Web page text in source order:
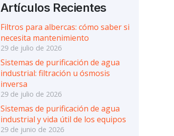
Artículos Recientes
Filtros para albercas: cómo saber si
necesita mantenimiento
29 de julio de 2026
Sistemas de purificación de agua
industrial: filtración u ósmosis
inversa
29 de julio de 2026
Sistemas de purificación de agua
industrial y vida útil de los equipos
29 de junio de 2026